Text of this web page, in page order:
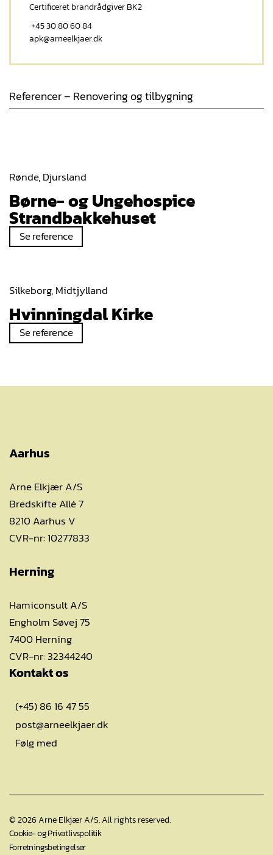
Certificeret brandrådgiver BK2
+45 30 80 60 84
apk@arneelkjaer.dk
Referencer – Renovering og tilbygning
Rønde, Djursland
Børne- og Ungehospice
Strandbakkehuset
Se reference
Silkeborg, Midtjylland
Hvinningdal Kirke
Se reference
Aarhus
Arne Elkjær A/S
Bredskifte Allé 7
8210 Aarhus V
CVR-nr: 10277833
Herning
Hamiconsult A/S
Engholm Søvej 75
7400 Herning
CVR-nr: 32344240
Kontakt os
(+45) 86 16 47 55
post@arneelkjaer.dk
Følg med
©2026Arne Elkjær A/S. All rights reserved.
Cookie- og Privatlivspolitik
Forretningsbetingelser